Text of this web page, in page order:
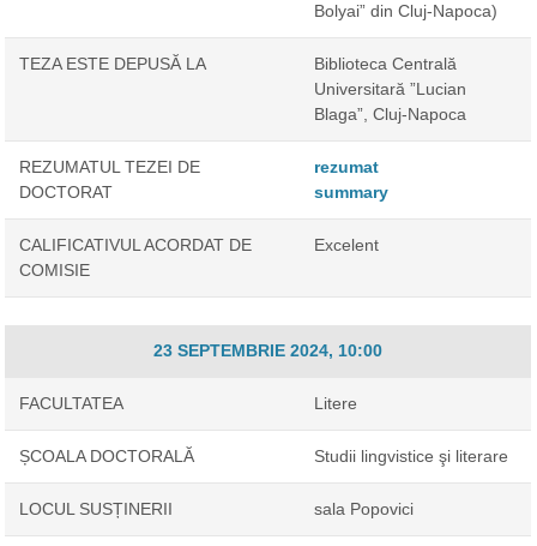
Bolyai” din Cluj-Napoca)
TEZA ESTE DEPUSĂ LA
Biblioteca Centrală
Universitară ”Lucian
Blaga”, Cluj-Napoca
REZUMATUL TEZEI DE
DOCTORAT
rezumat
summary
CALIFICATIVUL ACORDAT DE
COMISIE
Excelent
23 SEPTEMBRIE 2024, 10:00
FACULTATEA Litere
ȘCOALA DOCTORALĂ Studii lingvistice şi literare
LOCUL SUSȚINERII sala Popovici